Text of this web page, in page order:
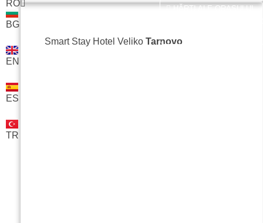
RO
BG
EN
ES
TR
Smart Stay Hotel Veliko Tarnovo
HĂRȚI ALE ORAȘULUI